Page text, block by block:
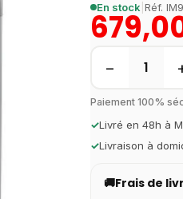
En stock Réf.
− 1
Paiement 100%
✓Livré en 48h à
✓Livraison à
🚚Frais de